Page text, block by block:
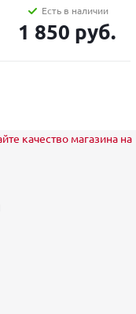
Есть в наличии
1 850 руб.